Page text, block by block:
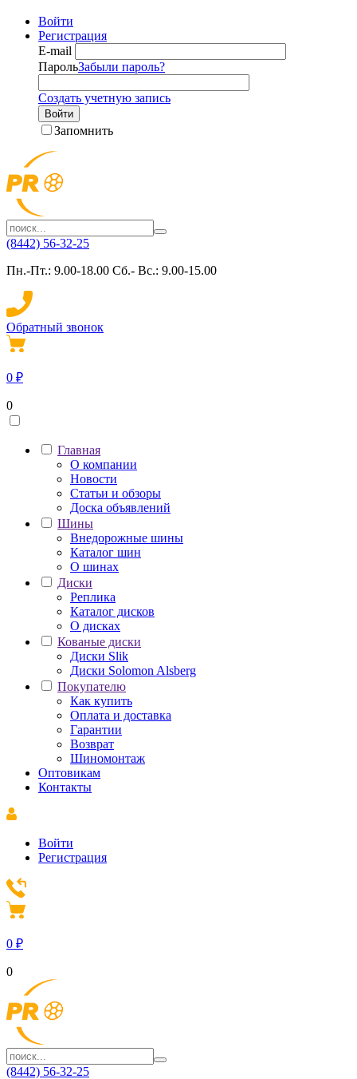
Войти
Регистрация
E-mail
ПарольЗабыли пароль?
Создать учетную запись
Войти
Запомнить
(8442) 56-32-25
Пн.-Пт.: 9.00-18.00 Сб.- Вс.: 9.00-15.00
Обратный звонок
0 ₽
0
Главная
О компании
Новости
Статьи и обзоры
Доска объявлений
Шины
Внедорожные шины
Каталог шин
О шинах
Диски
Реплика
Каталог дисков
О дисках
Кованые диски
Диски Slik
Диски Solomon Alsberg
Покупателю
Как купить
Оплата и доставка
Гарантии
Возврат
Шиномонтаж
Оптовикам
Контакты
Войти
Регистрация
0 ₽
0
(8442) 56-32-25